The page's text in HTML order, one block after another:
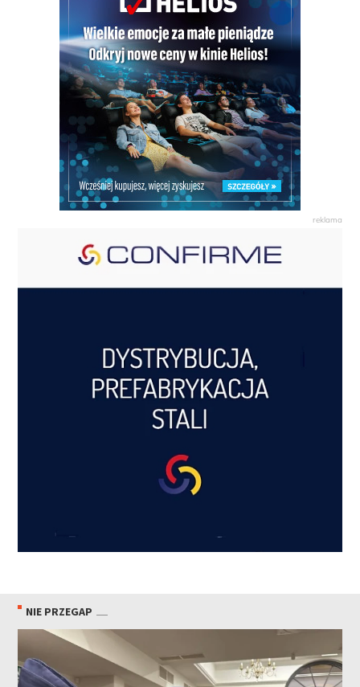
NIE PRZEGAP